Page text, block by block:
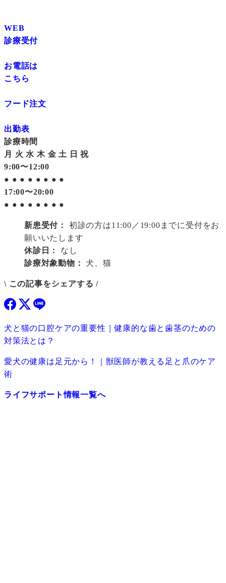
WEB
診療受付
お電話は
こちら
フード注文
出勤表
診療時間
月
火 水 木 金 土 日 祝
9:00〜12:00
● ● ● ● ● ● ● ●
17:00〜20:00
● ● ● ● ● ● ● ●
新患受付：
初診の方は11:00／19:00までに受付をお
願いいたします
休診日：
なし
診療対象動物：
犬、猫
\ この記事をシェアする /
犬と猫の口腔ケアの重要性｜健康的な歯と歯茎のための
対策法とは？
愛犬の健康は足元から！｜獣医師が教える足と爪のケア
術
ライフサポート情報一覧へ